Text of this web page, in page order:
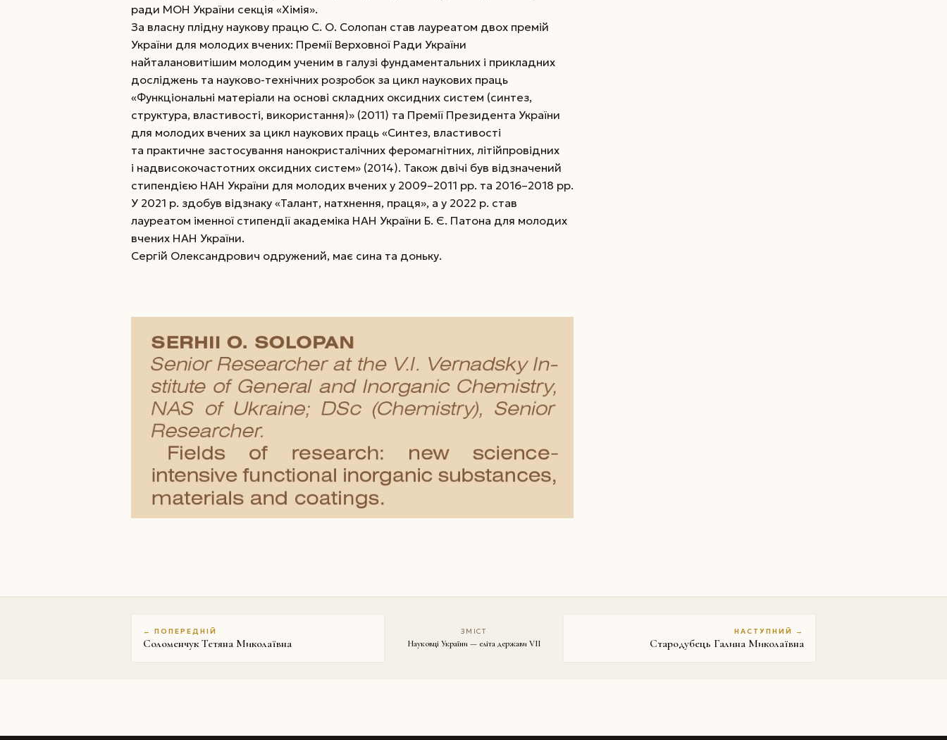
ради МОН України секція «Хімія».
За власну плідну наукову працю С. О. Солопан став лауреатом двох премій
України для молодих вчених: Премії Верховної Ради України
найталановитішим молодим ученим в галузі фундаментальних і прикладних
досліджень та науково-технічних розробок за цикл наукових праць
«Функціональні матеріали на основі складних оксидних систем (синтез,
структура, властивості, використання)» (2011) та Премії Президента України
для молодих вчених за цикл наукових праць «Синтез, властивості
та практичне застосування нанокристалічних феромагнітних, літійпровідних
і надвисокочастотних оксидних систем» (2014). Також двічі був відзначений
стипендією НАН України для молодих вчених у 2009–2011 рр. та 2016–2018 рр.
У 2021 р. здобув відзнаку «Талант, натхнення, праця», а у 2022 р. став
лауреатом іменної стипендії академіка НАН України Б. Є. Патона для молодих
вчених НАН України.
Сергій Олександрович одружений, має сина та доньку.
← ПОПЕРЕДНІЙ
Соломенчук Тетяна Миколаївна
ЗМІСТ
Науковці України — еліта держави VII
НАСТУПНИЙ →
Стародубець Галина Миколаївна